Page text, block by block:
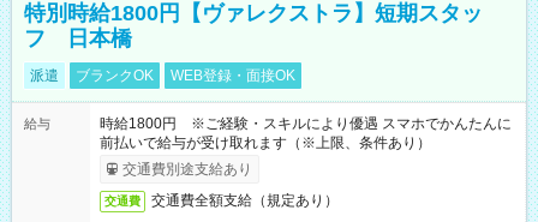
特別時給1800円【ヴァレクストラ】短期スタッ
フ 日本橋
派遣 ブランクOK WEB登録・面接OK
給与
時給1800円 ※ご経験・スキルにより優遇 スマホでかんたんに
前払いで給与が受け取れます（※上限、条件あり）
交通費別途支給あり
交通費 交通費全額支給（規定あり）